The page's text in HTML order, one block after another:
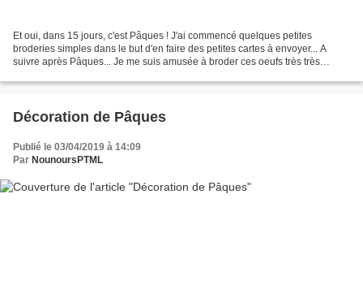
Et oui, dans 15 jours, c'est Pâques ! J'ai commencé quelques petites
broderies simples dans le but d'en faire des petites cartes à envoyer... A
suivre après Pâques... Je me suis amusée à broder ces oeufs très très
Décoration de Pâques
Publié le 03/04/2019 à 14:09
Par NounoursPTML